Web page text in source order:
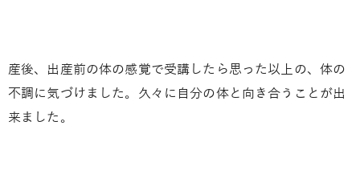
産後、出産前の体の感覚で受講したら思った以上の、体の
不調に気づけました。久々に自分の体と向き合うことが出
来ました。